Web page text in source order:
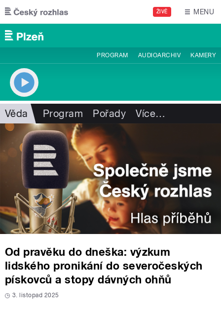
Přejít k hlavnímu obsahu
ŽIVĚ MENU
PROGRAM AUDIOARCHIV KAMERY
Věda Program Pořady Více…
Od pravěku do dneška: výzkum
lidského pronikání do severočeských
pískovců a stopy dávných ohňů
3. listopad 2025